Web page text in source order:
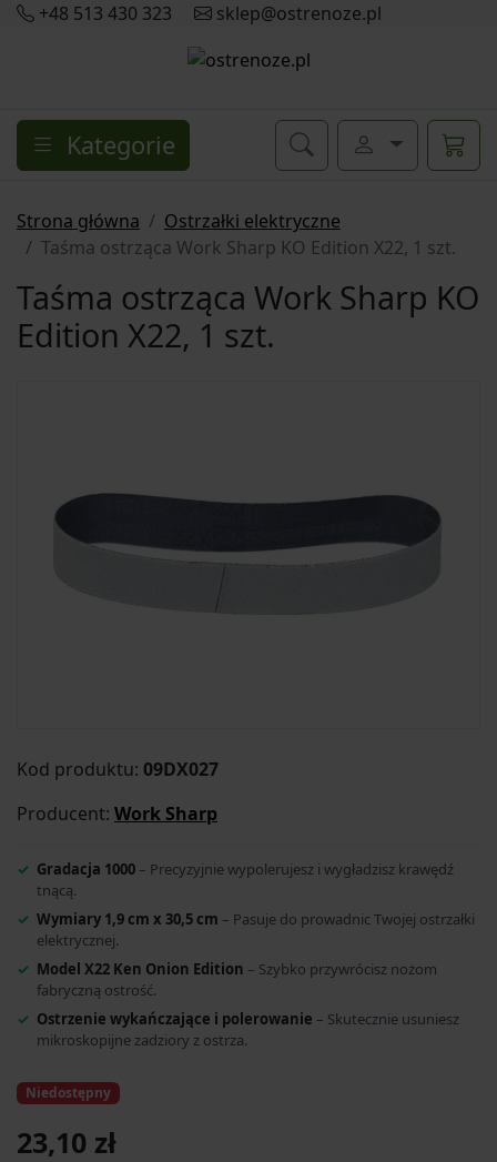
+48 513 430 323 sklep@ostrenoze.pl
Kategorie
Strona główna
Ostrzałki elektryczne
Taśma ostrząca Work Sharp KO Edition X22, 1 szt.
Taśma ostrząca Work Sharp KO
Edition X22, 1 szt.
Kod produktu: 09DX027
Producent: Work Sharp
Gradacja 1000 – Precyzyjnie wypolerujesz i wygładzisz krawędź
tnącą.
Wymiary 1,9 cm x 30,5 cm – Pasuje do prowadnic Twojej ostrzałki
elektrycznej.
Model X22 Ken Onion Edition – Szybko przywrócisz nożom
fabryczną ostrość.
Ostrzenie wykańczające i polerowanie – Skutecznie usuniesz
mikroskopijne zadziory z ostrza.
Niedostępny
23,10 zł